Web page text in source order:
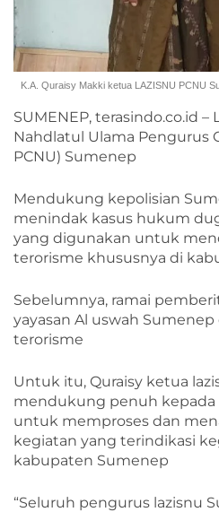
K.A. Quraisy Makki ketua LAZISNU PCNU
SUMENEP, terasindo.co.id
Nahdlatul Ulama Pengurus
PCNU) Sumenep
Mendukung kepolisian
menindak kasus hukum
yang digunakan untuk
terorisme khususnya di
Sebelumnya, ramai
yayasan Al uswah
terorisme
Untuk itu, Quraisy ketua
mendukung penuh
untuk memproses dan
kegiatan yang terindikasi
kabupaten Sumenep
“Seluruh pengurus lazisnu